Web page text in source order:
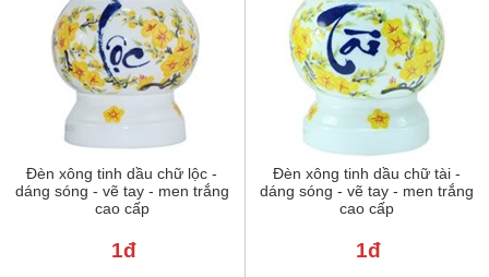
Đèn xông tinh dầu chữ lộc -
dáng sóng - vẽ tay - men trắng
cao cấp
1đ
Đèn xông tinh dầu chữ tài -
dáng sóng - vẽ tay - men trắng
cao cấp
1đ